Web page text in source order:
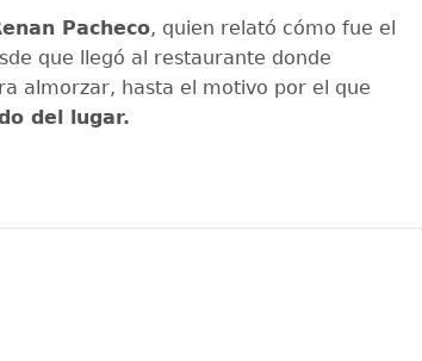
Pacheco, quien relató cómo fue el
que llegó al restaurante donde
almorzar, hasta el motivo por el que
del lugar.